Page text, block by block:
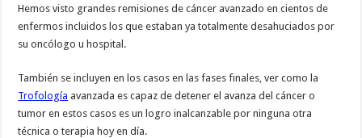
Hemos visto grandes remisiones de cáncer avanzado en cientos de
enfermos incluidos los que estaban ya totalmente desahuciados por
su oncólogo u hospital.
También se incluyen en los casos en las fases finales, ver como la
Trofología avanzada es capaz de detener el avanza del cáncer o
tumor en estos casos es un logro inalcanzable por ninguna otra
técnica o terapia hoy en día.